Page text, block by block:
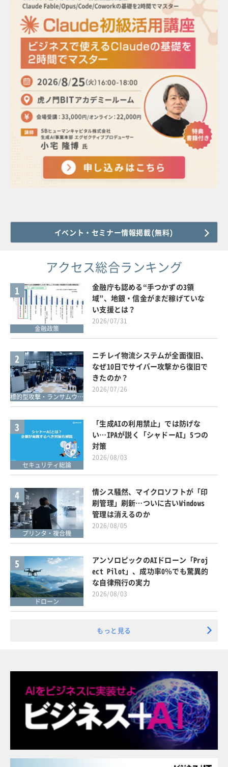
イベント・セミナー情報掲載(無料)
アクセス総合ランキング
1
金融政策
金融庁も認める“手つかずの3領
域”、地銀・信金がまだ稼げていな
い支援とは？
2026/07/31
2
標的型攻撃・ランサムウェア対策
ニチレイ物流システムが全面復旧、
なぜ10日でサイバー攻撃から復旧で
きたのか？
2026/07/26
3
セキュリティ総論
「生成AIの利用禁止」では防げな
い…IPAが説く「シャドーAI」5つの
対策
2026/08/03
4
プリンタ・複合機
情シス騒然、マイクロソフトが「印
刷管理」刷新…ついに古いWindows
管理は消えるのか
2026/08/05
5
ドローン
アンソロピックのAIドローン「Proj
ect Pilot」、成功率0％でも驚異的
な自律飛行の実力
2026/08/03
もっと見る